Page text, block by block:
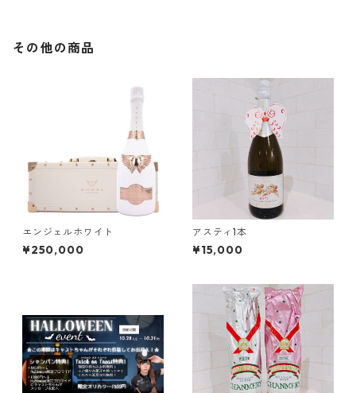
その他の商品
エンジェルホワイト
¥250,000
アスティ1本
¥15,000